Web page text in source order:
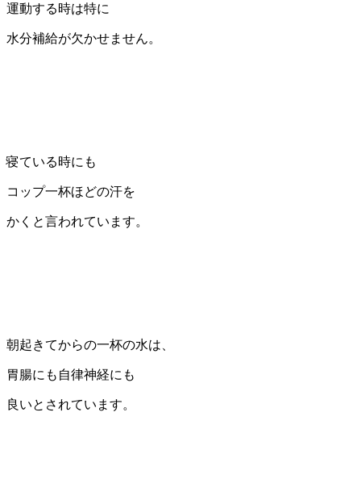
運動する時は特に
水分補給が欠かせません。
寝ている時にも
コップ一杯ほどの汗を
かくと言われています。
朝起きてからの一杯の水は、
胃腸にも自律神経にも
良いとされています。